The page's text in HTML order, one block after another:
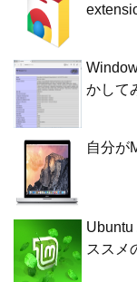
かして
自分が
Ubuntu
ススメ